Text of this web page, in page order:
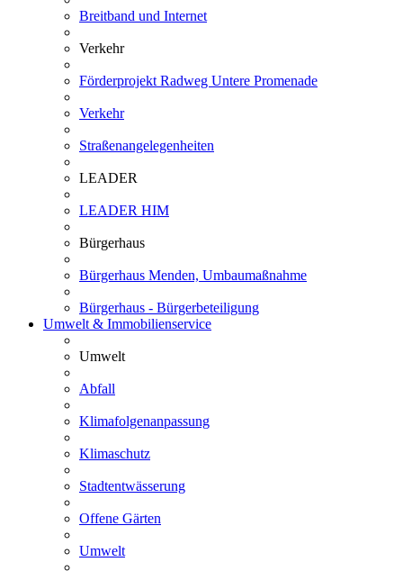
Breitband und Internet
Verkehr
Förderprojekt Radweg Untere Promenade
Verkehr
Straßenangelegenheiten
LEADER
LEADER HIM
Bürgerhaus
Bürgerhaus Menden, Umbaumaßnahme
Bürgerhaus - Bürgerbeteiligung
Umwelt & Immobilienservice
Umwelt
Abfall
Klimafolgenanpassung
Klimaschutz
Stadtentwässerung
Offene Gärten
Umwelt